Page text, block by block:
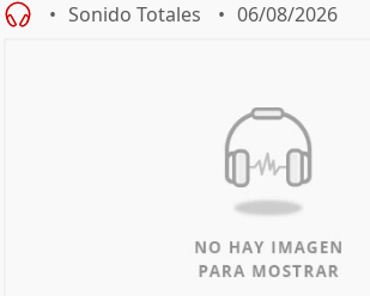
Sonido Totales 06/08/2026